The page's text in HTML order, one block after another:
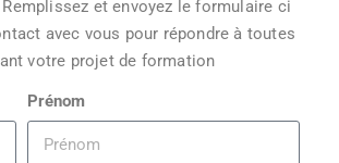
et envoyez le formulaire ci
avec vous pour répondre à toutes
votre projet de formation
Prénom